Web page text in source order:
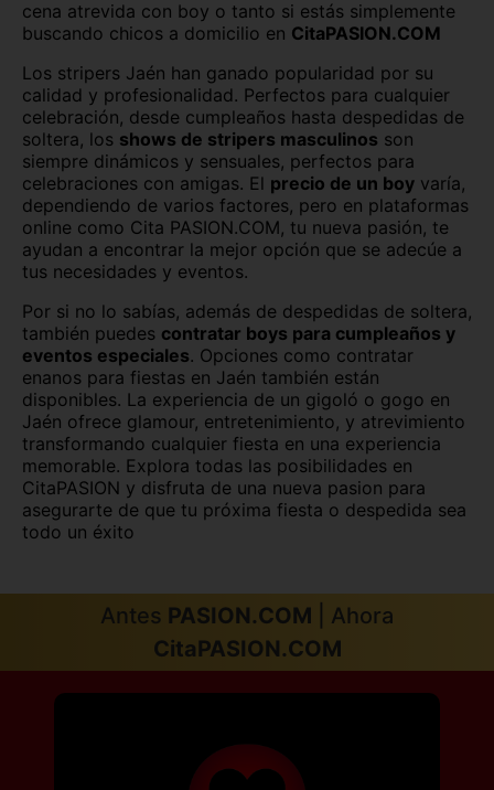
Huelva Huesca
La Rioja León
Lleida Lugo
Madrid Málaga
Melilla Murcia
Navarra
Palencia Pontevedra
Salamanca Segovia
Sevilla Soria
Tarragona Tenerife
Teruel Toledo
Zaragoza
cena atrevida con boy o tanto si estás simplemente
buscando chicos a domicilio en CitaPASION.COM
Los stripers Jaén han ganado popularidad por su
calidad y profesionalidad. Perfectos para cualquier
celebración, desde cumpleaños hasta despedidas de
soltera, los shows de stripers masculinos son
siempre dinámicos y sensuales, perfectos para
celebraciones con amigas. El precio de un boy varía,
dependiendo de varios factores, pero en plataformas
online como Cita PASION.COM, tu nueva pasión, te
ayudan a encontrar la mejor opción que se adecúe a
tus necesidades y eventos.
Por si no lo sabías, además de despedidas de soltera,
también puedes contratar boys para cumpleaños y
eventos especiales. Opciones como contratar
enanos para fiestas en Jaén también están
disponibles. La experiencia de un gigoló o gogo en
Jaén ofrece glamour, entretenimiento, y atrevimiento
transformando cualquier fiesta en una experiencia
memorable. Explora todas las posibilidades en
CitaPASION y disfruta de una nueva pasion para
asegurarte de que tu próxima fiesta o despedida sea
todo un éxito
Antes PASION.COM | Ahora
CitaPASION.COM